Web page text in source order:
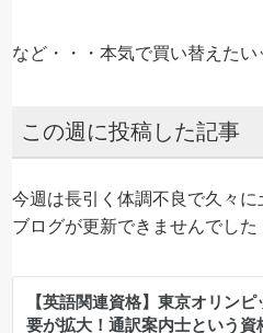
など・・・本気で買い替えたい
この週に投稿した記事
今週は長引く体調不良で久々に
ブログが更新できませんでした